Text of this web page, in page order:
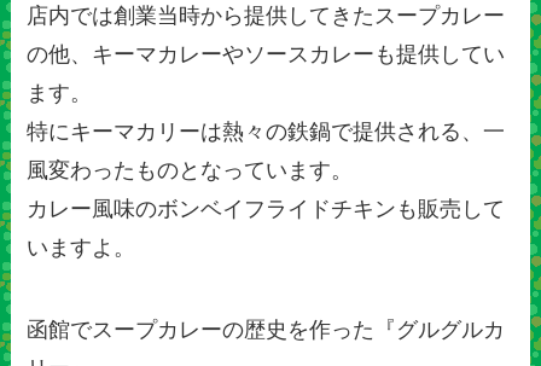
店内では創業当時から提供してきたスープカレー
の他、キーマカレーやソースカレーも提供してい
ます。
特にキーマカリーは熱々の鉄鍋で提供される、一
風変わったものとなっています。
カレー風味のボンベイフライドチキンも販売して
いますよ。
函館でスープカレーの歴史を作った『グルグルカ